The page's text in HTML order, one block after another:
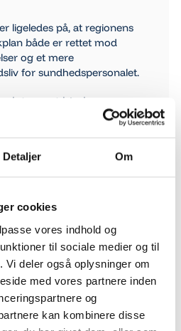
Detaljer Om
cookies
vores indhold og
til sociale medier og til
deler også oplysninger om
med vores partnere inden
og
kan kombinere disse
ligeledes på, at regionens
både er rettet mod
og et mere
for sundhedspersonalet.
det om at hjælpe
og gøre
mere tilfredsstillende
er stigende i disse år,
Mit ønske er, at
så nemt og intuitivt
Pay, og at
vil få en reel
i et mere sikkert
Nielsen.